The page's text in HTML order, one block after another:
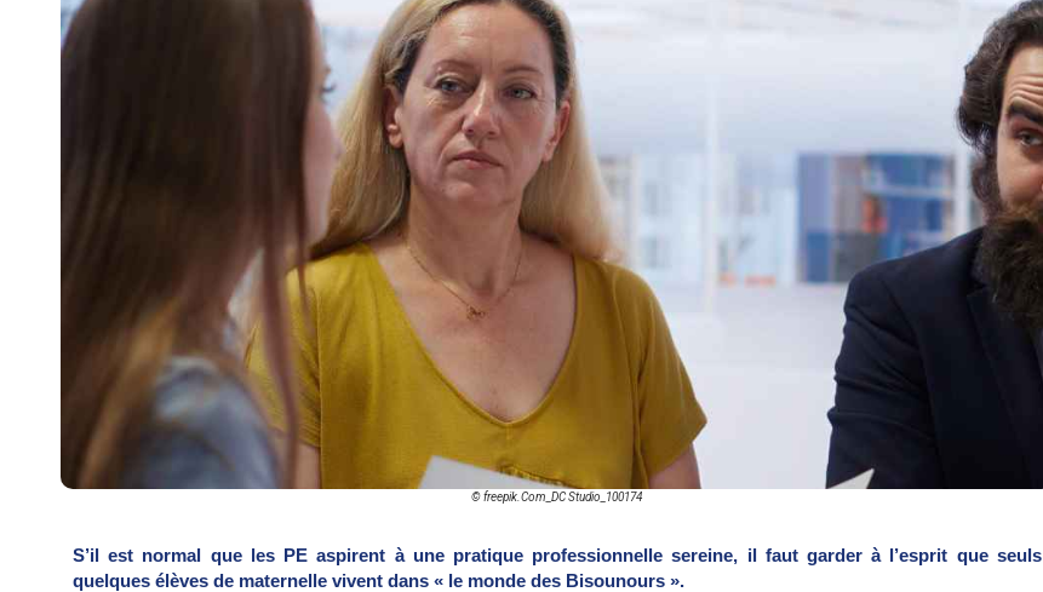
© freepik.Com_DC Studio_100174
S’il est normal que les PE aspirent à une pratique professionnelle sereine, il faut garder à l’esprit que seuls
quelques élèves de maternelle vivent dans « le monde des Bisounours ».